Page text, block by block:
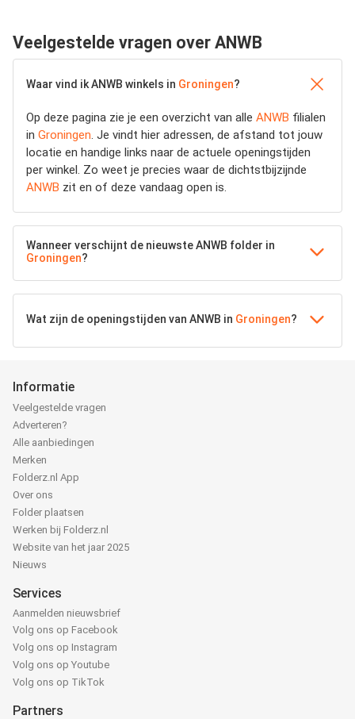
Veelgestelde vragen over ANWB
Waar vind ik ANWB winkels in Groningen?
Op deze pagina zie je een overzicht van alle ANWB filialen
in Groningen. Je vindt hier adressen, de afstand tot jouw
locatie en handige links naar de actuele openingstijden
per winkel. Zo weet je precies waar de dichtstbijzijnde
ANWB zit en of deze vandaag open is.
Wanneer verschijnt de nieuwste ANWB folder in
Groningen?
Wat zijn de openingstijden van ANWB in Groningen?
Informatie
Veelgestelde vragen
Adverteren?
Alle aanbiedingen
Merken
Folderz.nl App
Over ons
Folder plaatsen
Werken bij Folderz.nl
Website van het jaar 2025
Nieuws
Services
Aanmelden nieuwsbrief
Volg ons op Facebook
Volg ons op Instagram
Volg ons op Youtube
Volg ons op TikTok
Partners